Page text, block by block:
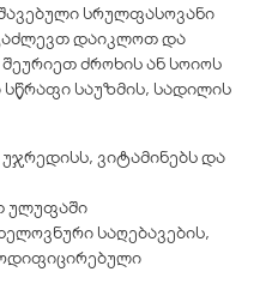
სრულფასოვანი
დაიკლოთ და
ძროხის ან სოიოს
საუზმის, სადილის
ვიტამინებს და
ულუფაში
საღებავების,